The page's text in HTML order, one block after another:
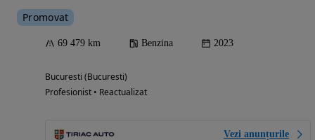
Promovat
69 479 km Benzina 2023
Bucuresti (Bucuresti)
Profesionist • Reactualizat
Vezi anunțurile